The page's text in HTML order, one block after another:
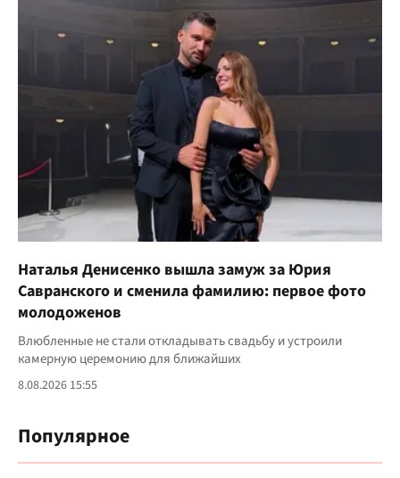
Наталья Денисенко вышла замуж за Юрия
Савранского и сменила фамилию: первое фото
молодоженов
Влюбленные не стали откладывать свадьбу и устроили
камерную церемонию для ближайших
8.08.2026 15:55
Популярное